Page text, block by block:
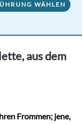
WÄHLEN
aus dem
Frommen; jene,